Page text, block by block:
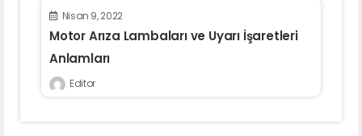
Nisan 9, 2022
Motor Arıza Lambaları ve Uyarı İşaretleri
Anlamları
Editor